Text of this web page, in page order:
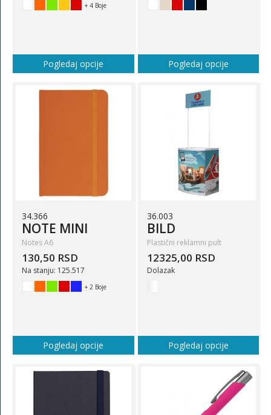
+ 4 Boje
Pogledaj opcije Pogledaj opcije
34.366
NOTE MINI
Notes A6
130,50 RSD
Na stanju: 125.517
+ 2 Boje
Pogledaj opcije
36.003
BILD
Plastični reklamni pult
12325,00 RSD
Dolazak
Pogledaj opcije